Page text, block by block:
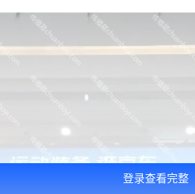
登录查看完整